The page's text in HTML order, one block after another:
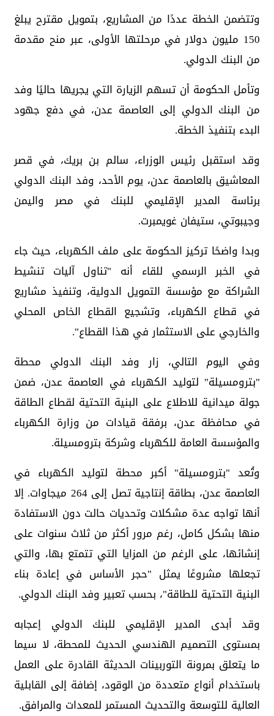
وتتضمن الخطة عددًا من المشاريع، بتمويل مقترح يبلغ
150 مليون دولار في مرحلتها الأولى، عبر منح مقدمة
من البنك الدولي.
وتأمل الحكومة أن تسهم الزيارة التي يجريها حاليًا وفد
من البنك الدولي إلى العاصمة عدن، في دفع جهود
البدء بتنفيذ الخطة.
وقد استقبل رئيس الوزراء، سالم بن بريك، في قصر
المعاشيق بالعاصمة عدن، يوم الأحد، وفد البنك الدولي
برئاسة المدير الإقليمي للبنك في مصر واليمن
وجيبوتي، ستيفان غويمبرت.
وبدا واضحًا تركيز الحكومة على ملف الكهرباء، حيث جاء
في الخبر الرسمي للقاء أنه "تناول آليات تنشيط
الشراكة مع مؤسسة التمويل الدولية، وتنفيذ مشاريع
في قطاع الكهرباء، وتشجيع القطاع الخاص المحلي
والخارجي على الاستثمار في هذا القطاع".
وفي اليوم التالي، زار وفد البنك الدولي محطة
"بترومسيلة" لتوليد الكهرباء في العاصمة عدن، ضمن
جولة ميدانية للاطلاع على البنية التحتية لقطاع الطاقة
في محافظة عدن، برفقة قيادات من وزارة الكهرباء
والمؤسسة العامة للكهرباء وشركة بترومسيلة.
وتُعد "بترومسيلة" أكبر محطة لتوليد الكهرباء في
العاصمة عدن، بطاقة إنتاجية تصل إلى 264 ميجاوات. إلا
أنها تواجه عدة مشكلات وتحديات حالت دون الاستفادة
منها بشكل كامل، رغم مرور أكثر من ثلاث سنوات على
إنشائها، على الرغم من المزايا التي تتمتع بها، والتي
تجعلها مشروعًا يمثل "حجر الأساس في إعادة بناء
البنية التحتية للطاقة"، بحسب تعبير وفد البنك الدولي.
وقد أبدى المدير الإقليمي للبنك الدولي إعجابه
بمستوى التصميم الهندسي الحديث للمحطة، لا سيما
ما يتعلق بمرونة التوربينات الحديثة القادرة على العمل
باستخدام أنواع متعددة من الوقود، إضافة إلى القابلية
العالية للتوسعة والتحديث المستمر للمعدات والمرافق.